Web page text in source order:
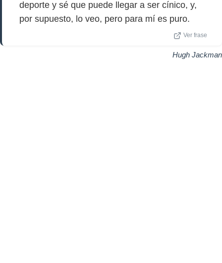
deporte y sé que puede llegar a ser cínico, y,
por supuesto, lo veo, pero para mí es puro.
Ver frase
Hugh Jackman